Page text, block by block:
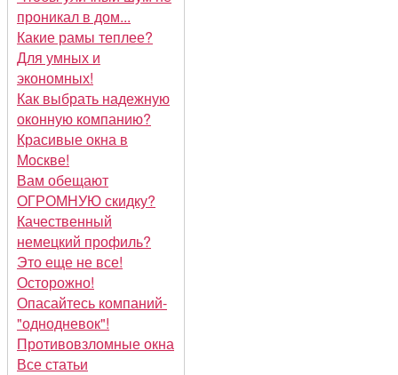
проникал в дом...
Какие рамы теплее?
Для умных и
экономных!
Как выбрать надежную
оконную компанию?
Красивые окна в
Москве!
Вам обещают
ОГРОМНУЮ скидку?
Качественный
немецкий профиль?
Это еще не все!
Осторожно!
Опасайтесь компаний-
"однодневок"!
Противовзломные окна
Все статьи